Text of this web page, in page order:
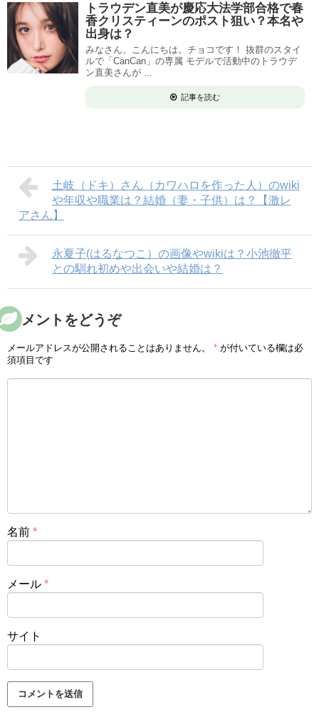
トラウデン直美が慶応大法学部合格で春
香クリスティーンのポスト狙い？本名や
出身は？
みなさん、こんにちは。チョコです！ 抜群のスタイ
ルで「CanCan」の専属 モデルで活動中のトラウデ
ン直美さんが ...
記事を読む
土岐（ドキ）さん（カワハロを作った人）のwiki
や年収や職業は？結婚（妻・子供）は？【激レ
アさん】
永夏子(はるなつこ）の画像やwikiは？小池徹平
との馴れ初めや出会いや結婚は？
コメントをどうぞ
メールアドレスが公開されることはありません。 * が付いている欄は必
須項目です
名前 *
メール *
サイト